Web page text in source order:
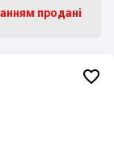
продані
